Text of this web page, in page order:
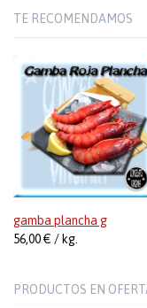
TE RECOMENDAMOS
gamba plancha g
56,00 € / kg.
PRODUCTOS EN